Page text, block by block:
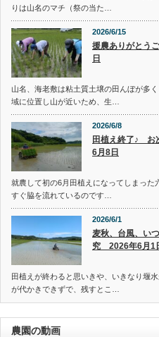
りは山名のマチ（祭の当た…
2026/6/15
援農ありがとう
日
山名、海老敷は粘土質土壌の田んぼが多
域に位置し山が近いため、生…
2026/6/8
田植え終了♪
6月8日
就農して初の6月田植えになってしまっ
すぐ脇を流れているのです…
2026/6/1
麦秋、台風、い
究 2026年6月1
田植えが終わると思いきや、いきなり堰
が代かきできずで、残すとこ…
農園の動画